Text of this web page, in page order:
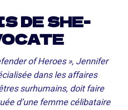
DE SHE-
of Heroes », Jennifer
dans les affaires
surhumains, doit faire
d’une femme célibataire